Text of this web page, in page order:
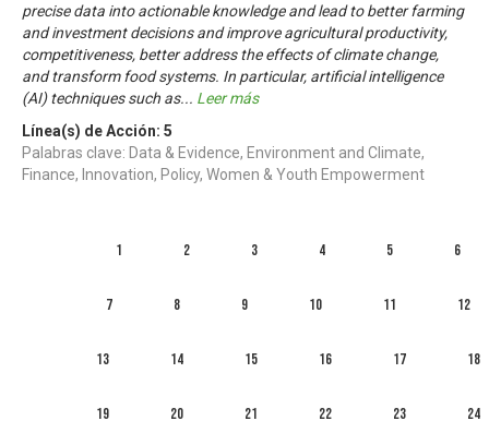
precise data into actionable knowledge and lead to better farming
and investment decisions and improve agricultural productivity,
competitiveness, better address the effects of climate change,
and transform food systems. In particular, artificial intelligence
(AI) techniques such as... Leer más
Línea(s) de Acción: 5
Palabras clave: Data & Evidence, Environment and Climate,
Finance, Innovation, Policy, Women & Youth Empowerment
1 2 3 4 5 6
7 8 9 10 11 12
13 14 15 16 17 18
19 20 21 22 23 24